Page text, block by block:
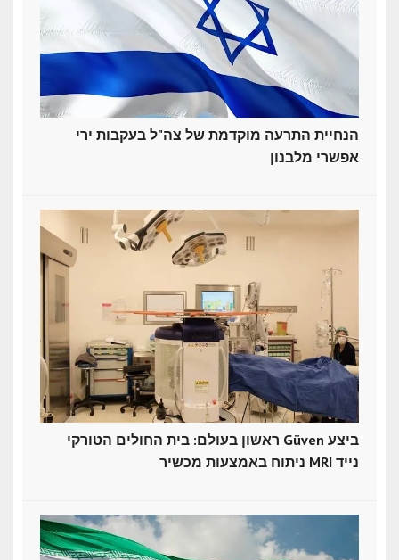
הנחיית התרעה מוקדמת של צה"ל בעקבות ירי
אפשרי מלבנון
ראשון בעולם: בית החולים הטורקי Güven ביצע
ניתוח באמצעות מכשיר MRI נייד